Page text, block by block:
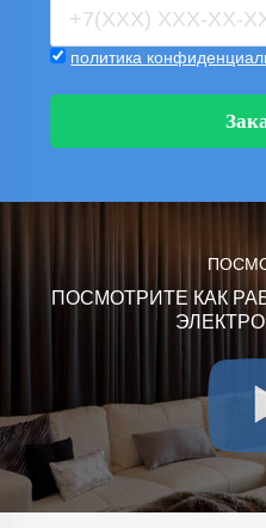
политика
ПОСМОТРИТЕ КАК